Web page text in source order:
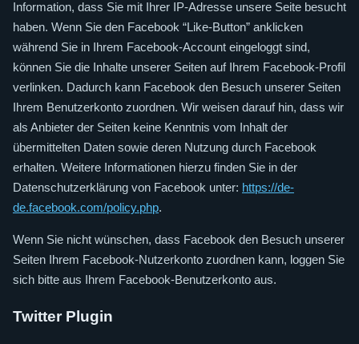
Information, dass Sie mit Ihrer IP-Adresse unsere Seite besucht
haben. Wenn Sie den Facebook “Like-Button” anklicken
während Sie in Ihrem Facebook-Account eingeloggt sind,
können Sie die Inhalte unserer Seiten auf Ihrem Facebook-Profil
verlinken. Dadurch kann Facebook den Besuch unserer Seiten
Ihrem Benutzerkonto zuordnen. Wir weisen darauf hin, dass wir
als Anbieter der Seiten keine Kenntnis vom Inhalt der
übermittelten Daten sowie deren Nutzung durch Facebook
erhalten. Weitere Informationen hierzu finden Sie in der
Datenschutzerklärung von Facebook unter: https://de-
de.facebook.com/policy.php.
Wenn Sie nicht wünschen, dass Facebook den Besuch unserer
Seiten Ihrem Facebook-Nutzerkonto zuordnen kann, loggen Sie
sich bitte aus Ihrem Facebook-Benutzerkonto aus.
Twitter Plugin